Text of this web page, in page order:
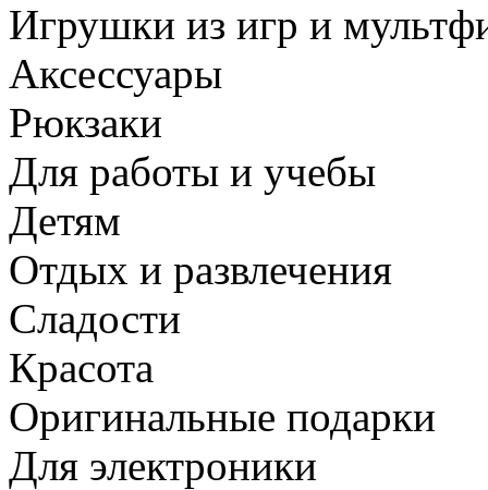
Игрушки из игр и
Аксессуары
Рюкзаки
Для работы и учебы
Детям
Отдых и развлечения
Сладости
Красота
Оригинальные подарки
Для электроники